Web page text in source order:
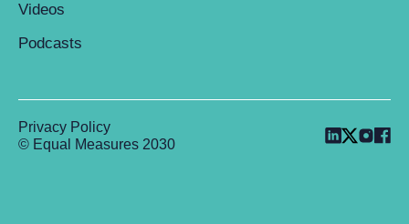
Videos
Podcasts
© Equal Measures 2030
Privacy Policy